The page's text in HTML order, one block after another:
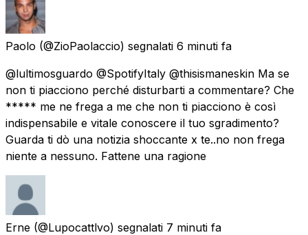
Paolo (@ZioPaolaccio) segnalati 6 minuti fa
@lultimosguardo @SpotifyItaly @thisismaneskin Ma se
non ti piacciono perché disturbarti a commentare? Che
***** me ne frega a me che non ti piacciono è così
indispensabile e vitale conoscere il tuo sgradimento?
Guarda ti dò una notizia shoccante x te..no non frega
niente a nessuno. Fattene una ragione
Erne (@Lupocattlvo) segnalati 7 minuti fa